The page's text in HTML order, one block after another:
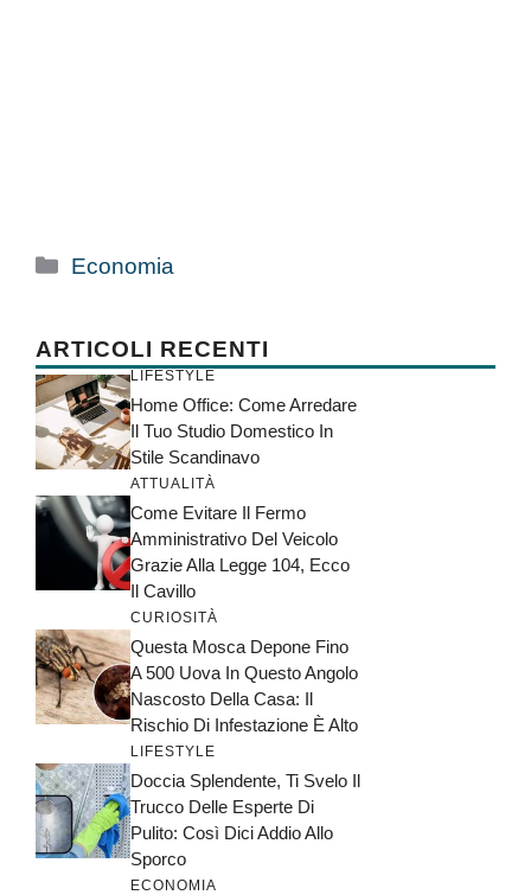
Categorie
Economia
ARTICOLI RECENTI
LIFESTYLE
Home Office: Come Arredare
Il Tuo Studio Domestico In
Stile Scandinavo
ATTUALITÀ
Come Evitare Il Fermo
Amministrativo Del Veicolo
Grazie Alla Legge 104, Ecco
Il Cavillo
CURIOSITÀ
Questa Mosca Depone Fino
A 500 Uova In Questo Angolo
Nascosto Della Casa: Il
Rischio Di Infestazione È Alto
LIFESTYLE
Doccia Splendente, Ti Svelo Il
Trucco Delle Esperte Di
Pulito: Così Dici Addio Allo
Sporco
ECONOMIA